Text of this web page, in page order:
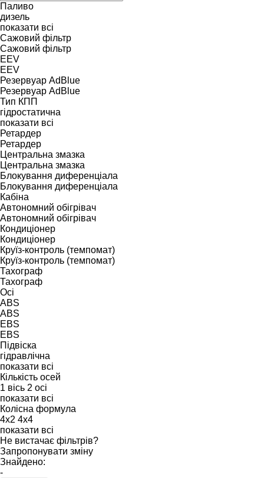
Паливо
дизель
показати всі
Сажовий фільтр
Сажовий фільтр
EEV
EEV
Резервуар AdBlue
Резервуар AdBlue
Тип КПП
гідростатична
показати всі
Ретардер
Ретардер
Центральна змазка
Центральна змазка
Блокування диференціала
Блокування диференціала
Кабіна
Автономний обігрівач
Автономний обігрівач
Кондиціонер
Кондиціонер
Круїз-контроль (темпомат)
Круїз-контроль (темпомат)
Тахограф
Тахограф
Осі
ABS
ABS
EBS
EBS
Підвіска
гідравлічна
показати всі
Кількість осей
1 вісь 2 осі
показати всі
Колісна формула
4x2 4x4
показати всі
Не вистачає фільтрів?
Запропонувати зміну
Знайдено:
-